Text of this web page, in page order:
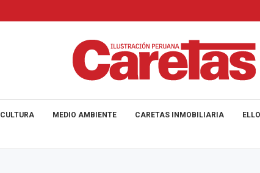
CULTURA MEDIO AMBIENTE CARETAS INMOBILIARIA